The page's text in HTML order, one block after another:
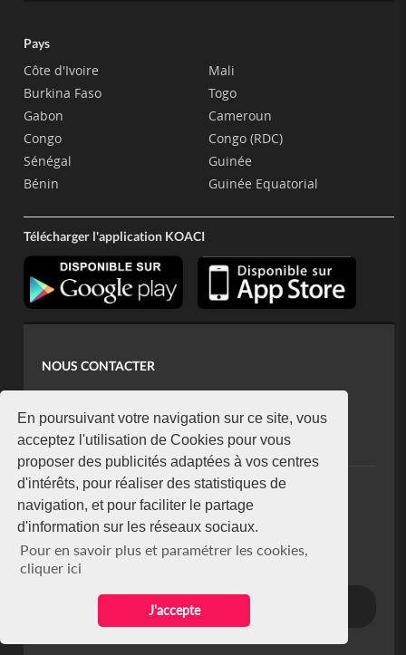
En poursuivant votre navigation sur ce site, vous
acceptez l'utilisation de Cookies pour vous
proposer des publicités adaptées à vos centres
d'intérêts, pour réaliser des statistiques de
navigation, et pour faciliter le partage
d'information sur les réseaux sociaux.
Pour en savoir plus et paramétrer les cookies,
cliquer ici
J'accepte
Pays
Côte d'Ivoire
Burkina Faso
Gabon
Congo
Sénégal
Bénin
Mali
Togo
Cameroun
Congo (RDC)
Guinée
Guinée Equatorial
Télécharger l'application KOACI
NOUS CONTACTER
koaci@yahoo.fr
+225 07 08 85 52 93
NEWSLETTER
Restez connecté via notre newsletter
S'abonner
Se désabonner